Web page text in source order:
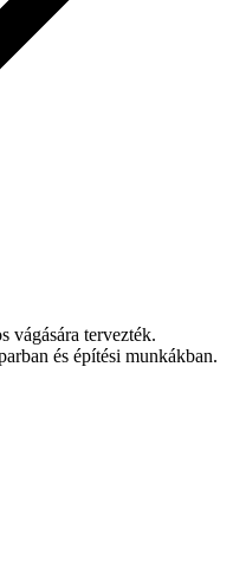
vágására tervezték.
és építési munkákban.